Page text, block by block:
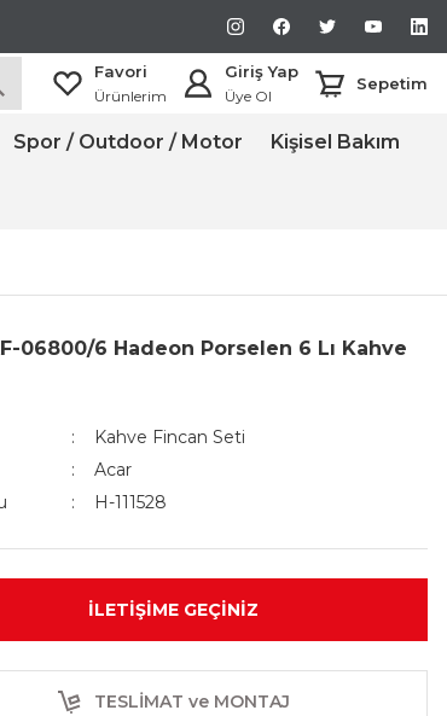
Favori
Ürünlerim
Giriş Yap
Üye Ol
Sepetim
Spor / Outdoor / Motor Kişisel Bakım
06800/6 Hadeon Porselen 6 Lı Kahve
Kahve Fincan Seti
Acar
H-111528
İLETIŞIME GEÇINIZ
TESLİMAT ve MONTAJ